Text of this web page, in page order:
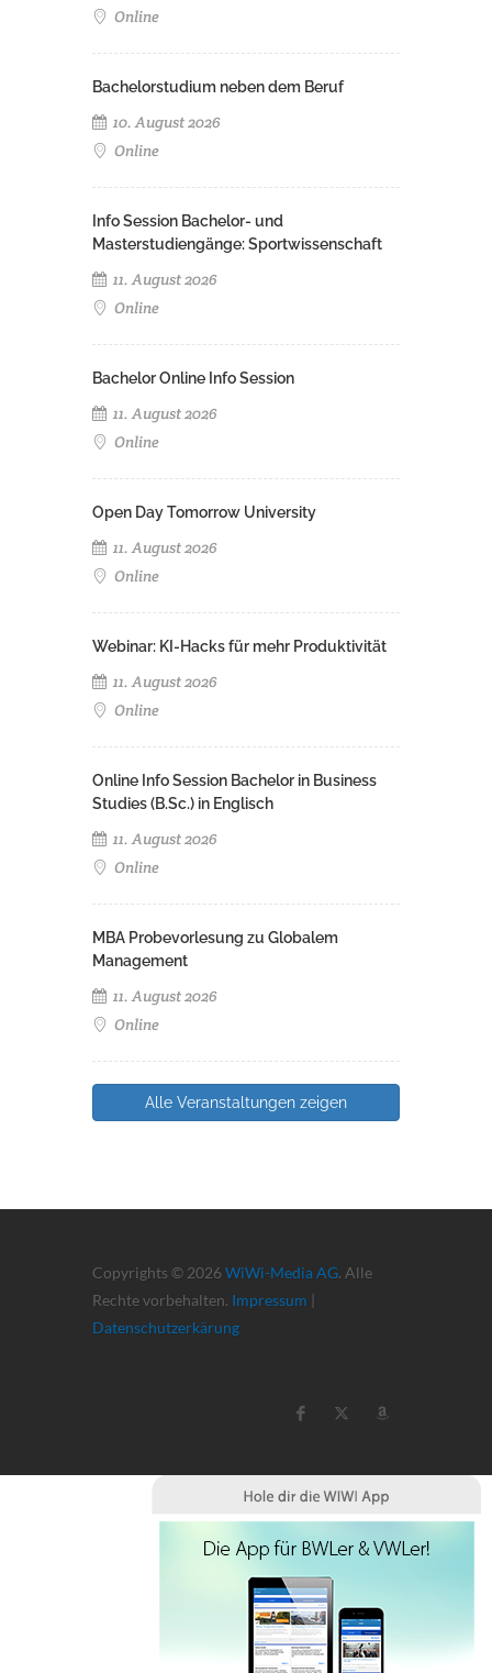
Online
Bachelorstudium neben dem Beruf
10. August 2026
Online
Info Session Bachelor- und
Masterstudiengänge: Sportwissenschaft
11. August 2026
Online
Bachelor Online Info Session
11. August 2026
Online
Open Day Tomorrow University
11. August 2026
Online
Webinar: KI-Hacks für mehr Produktivität
11. August 2026
Online
Online Info Session Bachelor in Business
Studies (B.Sc.) in Englisch
11. August 2026
Online
MBA Probevorlesung zu Globalem
Management
11. August 2026
Online
Alle Veranstaltungen zeigen
Copyrights © 2026 WiWi-Media AG. Alle
Rechte vorbehalten. Impressum |
Datenschutzerkärung